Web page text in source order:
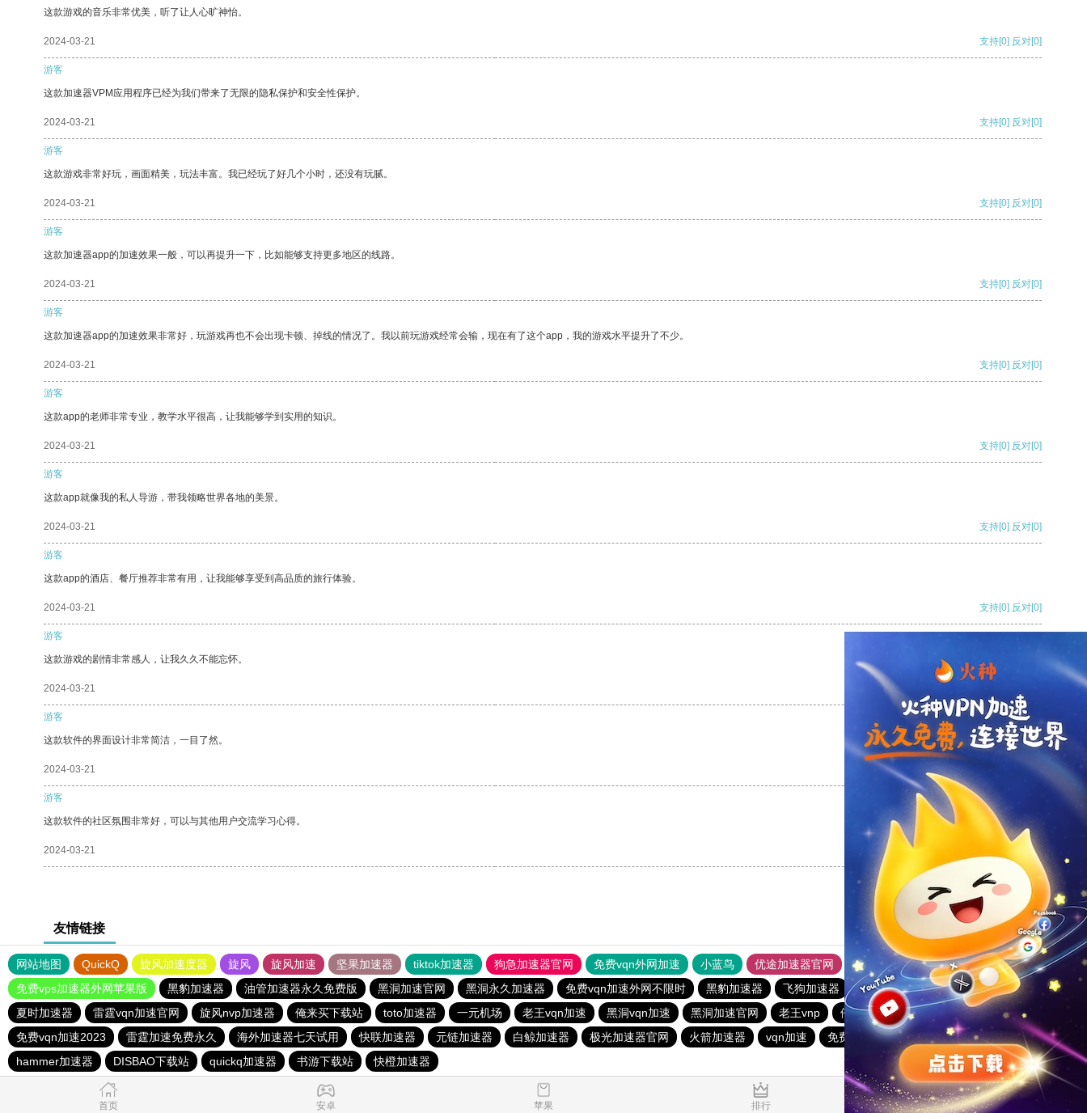
这款游戏的音乐非常优美，听了让人心旷神怡。
2024-03-21 支持[0] 反对[0]
游客
这款加速器VPM应用程序已经为我们带来了无限的隐私保护和安全性保护。
2024-03-21 支持[0] 反对[0]
游客
这款游戏非常好玩，画面精美，玩法丰富。我已经玩了好几个小时，还没有玩腻。
2024-03-21 支持[0] 反对[0]
游客
这款加速器app的加速效果一般，可以再提升一下，比如能够支持更多地区的线路。
2024-03-21 支持[0] 反对[0]
游客
这款加速器app的加速效果非常好，玩游戏再也不会出现卡顿、掉线的情况了。我以前玩游戏经常会输，现在有了这个app，我的游戏水平提升了不少。
2024-03-21 支持[0] 反对[0]
游客
这款app的老师非常专业，教学水平很高，让我能够学到实用的知识。
2024-03-21 支持[0] 反对[0]
游客
这款app就像我的私人导游，带我领略世界各地的美景。
2024-03-21 支持[0] 反对[0]
游客
这款app的酒店、餐厅推荐非常有用，让我能够享受到高品质的旅行体验。
2024-03-21 支持[0] 反对[0]
游客
这款游戏的剧情非常感人，让我久久不能忘怀。
2024-03-21
游客
这款软件的界面设计非常简洁，一目了然。
2024-03-21 反对
游客
这款软件的社区氛围非常好，可以与其他用户交流学习心得。
2024-03-21 反对[0]
友情链接
网站地图 QuickQ 旋风加速度器 旋风 旋风加速 坚果加速器 tiktok加速器 狗急加速器官网 免费vqn外网加速 小蓝鸟 优途加速器官网 风驰加速器 旋风加速器
八戒看书
免费vps加速器外网苹果版
黑豹加速器 油管加速器永久免费版 黑洞加速官网 黑洞永久加速器 免费vqn加速外网不限时 黑豹加速器 飞狗加速器 快连npv加速器
极光加速器官网
夏时加速器
雷霆vqn加速官网 旋风nvp加速器 俺来买下载站 toto加速器 一元机场 老王vqn加速 黑洞vqn加速 黑洞加速官网 老王vnp 俺来买下载站
银河加速器
免费vqn加速2023
雷霆加速免费永久 海外加速器七天试用 快联加速器 元链加速器 白鲸加速器 极光加速器官网 火箭加速器 vqn加速 免费跨墙软件
夏时加速器
hammer加速器
DISBAO下载站 quickq加速器 书游下载站 快橙加速器
首页 安卓 苹果 排行 推荐